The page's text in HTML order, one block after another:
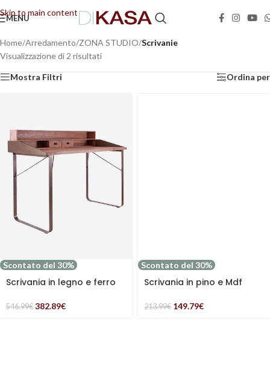
Skip to main content
📢 Dal 08/08/2026 al 23/08/2026 (compresi) gli ordini saranno evasi con tempi di
MENU
Home/Arredamento/ZONA STUDIO/Scrivanie
Visualizzazione di 2 risultati
Mostra Filtri Ordina per
Scontato del 30%
Scrivania in legno e ferro
546.99€ 382.89€
Scontato del 30%
Scrivania in pino e Mdf
213.99€ 149.79€